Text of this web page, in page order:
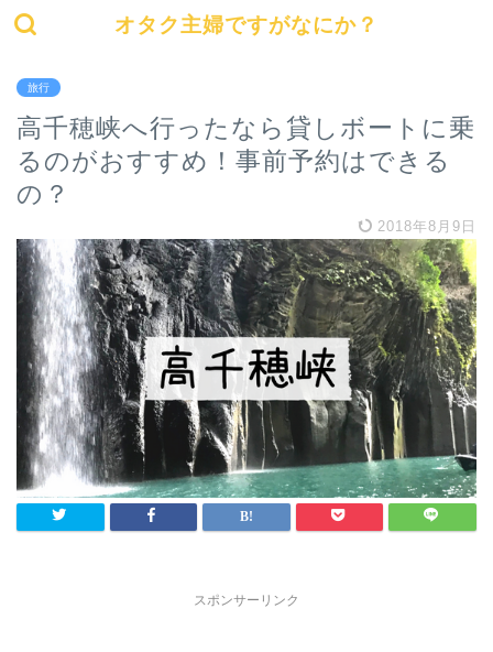
オタク主婦ですがなにか？
旅行
高千穂峡へ行ったなら貸しボートに乗
るのがおすすめ！事前予約はできる
の？
2018年8月9日
スポンサーリンク